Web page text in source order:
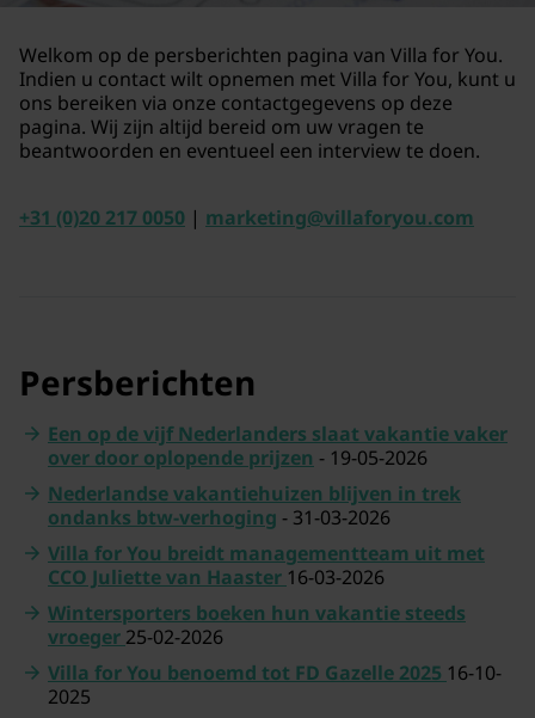
Welkom op de persberichten pagina van Villa for You.
Indien u contact wilt opnemen met Villa for You, kunt u
ons bereiken via onze contactgegevens op deze
pagina. Wij zijn altijd bereid om uw vragen te
beantwoorden en eventueel een interview te doen.
+31 (0)20 217 0050 | marketing@villaforyou.com
Persberichten
Een op de vijf Nederlanders slaat vakantie vaker
over door oplopende prijzen - 19-05-2026
Nederlandse vakantiehuizen blijven in trek
ondanks btw-verhoging - 31-03-2026
Villa for You breidt managementteam uit met
CCO Juliette van Haaster 16-03-2026
Wintersporters boeken hun vakantie steeds
vroeger 25-02-2026
Villa for You benoemd tot FD Gazelle 2025 16-10-
2025